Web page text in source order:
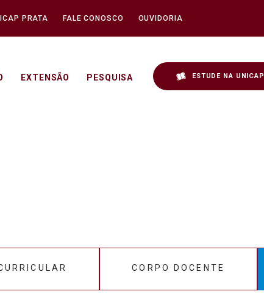
PRATA FALE CONOSCO OUVIDORIA
EXTENSÃO PESQUISA ESTUDE NA UNICAP
CORPO DOCENTE